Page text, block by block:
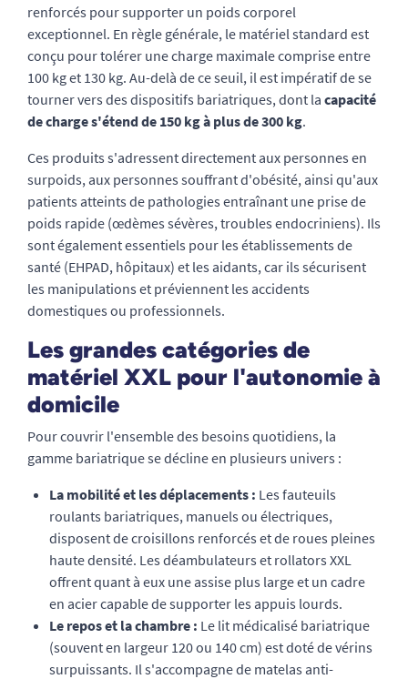
renforcés pour supporter un poids corporel
exceptionnel. En règle générale, le matériel standard est
conçu pour tolérer une charge maximale comprise entre
100 kg et 130 kg. Au-delà de ce seuil, il est impératif de se
tourner vers des dispositifs bariatriques, dont la capacité
de charge s'étend de 150 kg à plus de 300 kg.
Ces produits s'adressent directement aux personnes en
surpoids, aux personnes souffrant d'obésité, ainsi qu'aux
patients atteints de pathologies entraînant une prise de
poids rapide (œdèmes sévères, troubles endocriniens). Ils
sont également essentiels pour les établissements de
santé (EHPAD, hôpitaux) et les aidants, car ils sécurisent
les manipulations et préviennent les accidents
domestiques ou professionnels.
Les grandes catégories de
matériel XXL pour l'autonomie à
domicile
Pour couvrir l'ensemble des besoins quotidiens, la
gamme bariatrique se décline en plusieurs univers :
La mobilité et les déplacements : Les fauteuils
roulants bariatriques, manuels ou électriques,
disposent de croisillons renforcés et de roues pleines
haute densité. Les déambulateurs et rollators XXL
offrent quant à eux une assise plus large et un cadre
en acier capable de supporter les appuis lourds.
Le repos et la chambre : Le lit médicalisé bariatrique
(souvent en largeur 120 ou 140 cm) est doté de vérins
surpuissants. Il s'accompagne de matelas anti-